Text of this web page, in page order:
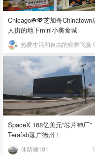
Chicago☘️💖芝加哥Chinatown
人街的地下mini小美食城
热爱生活和自由的轻舞飞扬
SpaceX 168亿美元“芯片神厂”
Terafab落户德州！
休斯顿101